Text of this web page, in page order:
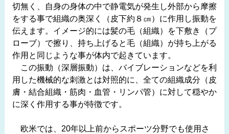
切無く、自身の身体の中で静電気が発生し外部から摩擦
をする事で組織の奥深く（皮下約８㎝）に作用し振動を
伝えます。イメージ的には髪の毛（組織）を下敷き（プ
ローブ）で擦り、持ち上げると毛（組織）が持ち上がる
作用と同じような事が体内で起きています。
この振動（深層振動）は、バイブレーションなどを利
用した機械的な刺激とは対照的に、全ての組織成分（皮
膚・結合組織・筋肉・血管・リンパ管）に対して穏やか
に深く作用する事が特徴です。
欧米では、20年以上前からスポーツ分野でも使用さ